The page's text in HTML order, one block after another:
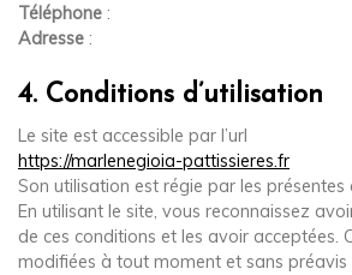
Téléphone :
Adresse :
4. Conditions d’utilisation
Le site est accessible par l’url
https://marlenegioia-pattissieres.fr
Son utilisation est régie par les présentes
En utilisant le site, vous reconnaissez
de ces conditions et les avoir acceptées.
modifiées à tout moment et sans préavis